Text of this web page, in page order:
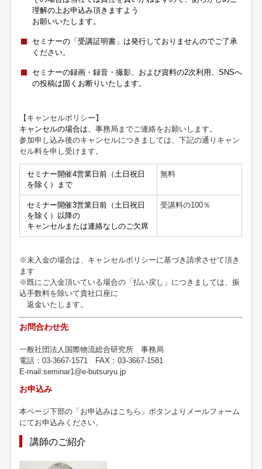
理解の上お申込み頂きますよう
お願いいたします。
セミナーの「受講証明書」は発行しておりませんのでご了承
ください。
セミナーの録画・録音・撮影、および資料の2次利用、SNSへ
の投稿は固くお断りいたします。
【キャンセルポリシー】
キャンセルの場合は、事務局までご連絡をお願いします。
参加申し込み後のキャンセルにつきましては、下記の通りキャン
セル料を申し受けます。
セミナー開催4営業日前（土日祝日
を除く）まで
無料
セミナー開催3営業日前（土日祝日
を除く）以降の
キャンセルまたは連絡なしのご欠席
受講料の100％
※未入金の場合は、キャンセルポリシーに基づき請求させて頂き
ます
※既にご入金頂いている場合の「払い戻し」につきましては、振
込手数料を除いて貴社口座に
返金いたします。
お問合わせ先
一般社団法人国際物流総合研究所 事務局
電話：03-3667-1571 FAX：03-3667-1581
E-mail:seminar1@e-butsuryu.jp
お申込み
本ページ下部の「お申込みはこちら」ボタンよりメールフォーム
にてお申込みください。
講師のご紹介